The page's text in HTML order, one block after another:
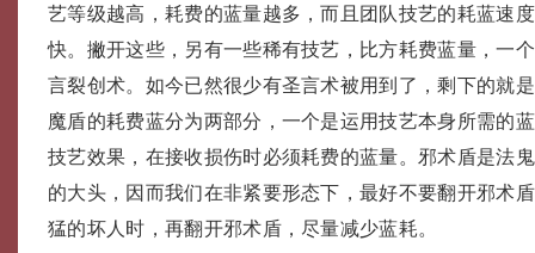
艺等级越高，耗费的蓝量越多，而且团队技艺的耗蓝速
快。撇开这些，另有一些稀有技艺，比方耗费蓝量，一
言裂创术。如今已然很少有圣言术被用到了，剩下的就
魔盾的耗费蓝分为两部分，一个是运用技艺本身所需的
技艺效果，在接收损伤时必须耗费的蓝量。邪术盾是法
的大头，因而我们在非紧要形态下，最好不要翻开邪术
猛的坏人时，再翻开邪术盾，尽量减少蓝耗。